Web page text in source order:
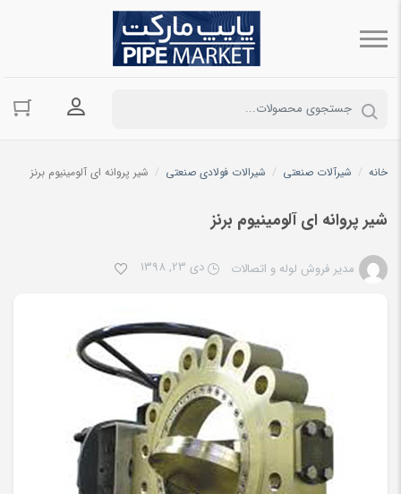
ورود به
خانه / شیرآلات صنعتی / شیرالات فولادی صنعتی / شیر پروانه ای آلومینیوم برنز
شیر پروانه ای آلومینیوم برنز
مدیر فروش لوله و اتصالات دی 23, 1398